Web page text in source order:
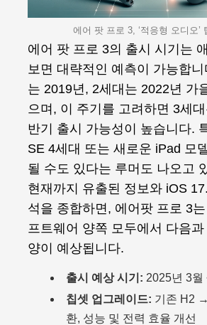
에어 팟 프로 3, ‘적응형 오디오’
에어 팟 프로 3의 출시 시기는
보면 대략적인 예측이 가능합니
는 2019년, 2세대는 2022년 가
으며, 이 주기를 고려하면 3세
반기 출시 가능성이 높습니다.
SE 4세대 또는 새로운 iPad 모
될 수도 있다는 루머도 나오고
현재까지 유출된 정보와 iOS
석을 종합하면, 에어팟 프로 3
프트웨어 양쪽 모두에서 다음
양이 예상됩니다.
출시 예상 시기: 2025년 3월
칩셋 업그레이드: 기존 H2
환, 성능 및 전력 효율 개선